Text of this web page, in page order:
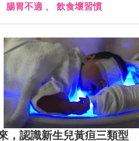
腸胃不適 、 飲食壞習慣
，認識新生兒黃疸三類型